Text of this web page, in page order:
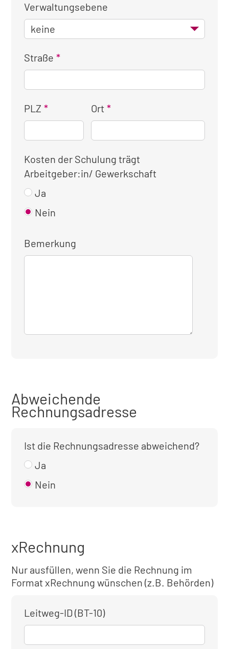
Verwaltungsebene
Straße
PLZ Ort
Kosten der Schulung trägt
Arbeitgeber:in/ Gewerkschaft
Ja
Nein
Bemerkung
Abweichende
Rechnungsadresse
Ist die Rechnungsadresse abweichend?
Ja
Nein
xRechnung
Nur ausfüllen, wenn Sie die Rechnung im
Format xRechnung wünschen (z.B. Behörden)
Leitweg-ID (BT-10)